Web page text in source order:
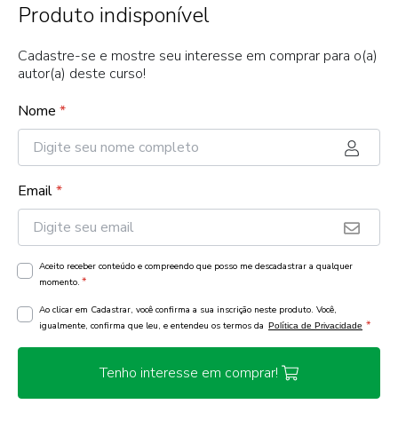
Produto indisponível
Cadastre-se e mostre seu interesse em comprar para o(a)
autor(a) deste curso!
Nome *
Email*
Aceito receber conteúdo e compreendo que posso me descadastrar a qualquer
momento. *
Ao clicar em Cadastrar, você confirma a sua inscrição neste produto. Você,
igualmente, confirma que leu, e entendeu os termos da Política de Privacidade *
Tenho interesse em comprar!